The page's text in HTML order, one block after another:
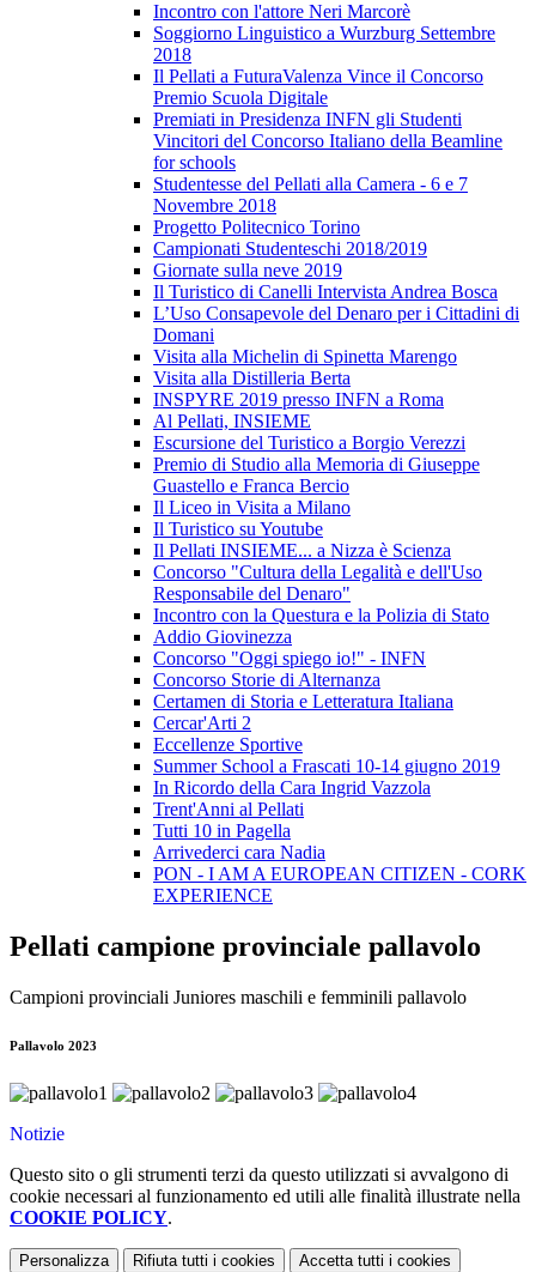
Incontro con l'attore Neri Marcorè
Soggiorno Linguistico a Wurzburg Settembre
2018
Il Pellati a FuturaValenza Vince il Concorso
Premio Scuola Digitale
Premiati in Presidenza INFN gli Studenti
Vincitori del Concorso Italiano della Beamline
for schools
Studentesse del Pellati alla Camera - 6 e 7
Novembre 2018
Progetto Politecnico Torino
Campionati Studenteschi 2018/2019
Giornate sulla neve 2019
Il Turistico di Canelli Intervista Andrea Bosca
L’Uso Consapevole del Denaro per i Cittadini di
Domani
Visita alla Michelin di Spinetta Marengo
Visita alla Distilleria Berta
INSPYRE 2019 presso INFN a Roma
Al Pellati, INSIEME
Escursione del Turistico a Borgio Verezzi
Premio di Studio alla Memoria di Giuseppe
Guastello e Franca Bercio
Il Liceo in Visita a Milano
Il Turistico su Youtube
Il Pellati INSIEME... a Nizza è Scienza
Concorso "Cultura della Legalità e dell'Uso
Responsabile del Denaro"
Incontro con la Questura e la Polizia di Stato
Addio Giovinezza
Concorso "Oggi spiego io!" - INFN
Concorso Storie di Alternanza
Certamen di Storia e Letteratura Italiana
Cercar'Arti 2
Eccellenze Sportive
Summer School a Frascati 10-14 giugno 2019
In Ricordo della Cara Ingrid Vazzola
Trent'Anni al Pellati
Tutti 10 in Pagella
Arrivederci cara Nadia
PON - I AM A EUROPEAN CITIZEN - CORK
EXPERIENCE
Pellati campione provinciale pallavolo
Campioni provinciali Juniores maschili e femminili pallavolo
Pallavolo 2023
Notizie
Questo sito o gli strumenti terzi da questo utilizzati si avvalgono di
cookie necessari al funzionamento ed utili alle finalità illustrate nella
COOKIE POLICY.
Personalizza Rifiuta tutti i cookies Accetta tutti i cookies